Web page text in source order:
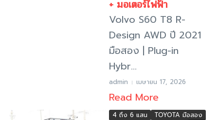
+ มอเตอร์ไฟฟ้า
Volvo S60 T8 R-
Design AWD ปี 2021
มือสอง | Plug-in
Hybr...
admin เมษายน 17, 2026
Read More
4 ถึง 6 แสน
TOYOTA มือสอง